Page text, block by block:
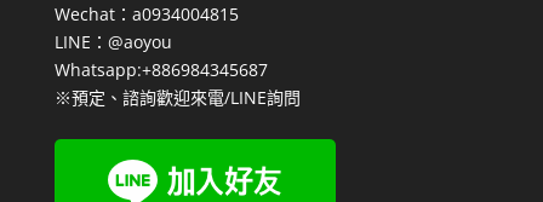
Wechat：a0934004815
LINE：@aoyou
Whatsapp:+886984345687
※預定、諮詢歡迎來電/LINE詢問